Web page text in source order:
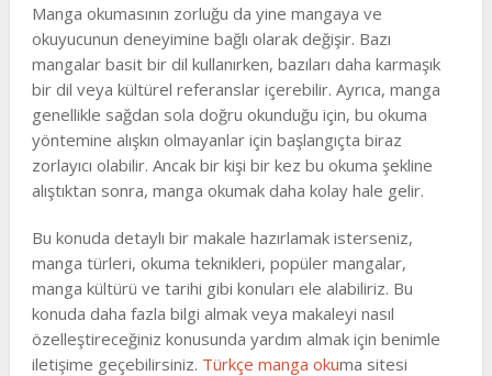
Manga okumasının zorluğu da yine mangaya ve
okuyucunun deneyimine bağlı olarak değişir. Bazı
mangalar basit bir dil kullanırken, bazıları daha karmaşık
bir dil veya kültürel referanslar içerebilir. Ayrıca, manga
genellikle sağdan sola doğru okunduğu için, bu okuma
yöntemine alışkın olmayanlar için başlangıçta biraz
zorlayıcı olabilir. Ancak bir kişi bir kez bu okuma şekline
alıştıktan sonra, manga okumak daha kolay hale gelir.
Bu konuda detaylı bir makale hazırlamak isterseniz,
manga türleri, okuma teknikleri, popüler mangalar,
manga kültürü ve tarihi gibi konuları ele alabiliriz. Bu
konuda daha fazla bilgi almak veya makaleyi nasıl
özelleştireceğiniz konusunda yardım almak için benimle
iletişime geçebilirsiniz. Türkçe manga okuma sitesi